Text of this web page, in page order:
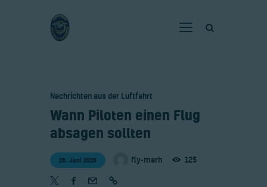
Fliegen
Neuigkeiten
Gaststätte
Kontakt
Nachrichten aus der Luftfahrt
​Wann Piloten einen Flug
absagen sollten
26. Juni 2026 fly-marh 125